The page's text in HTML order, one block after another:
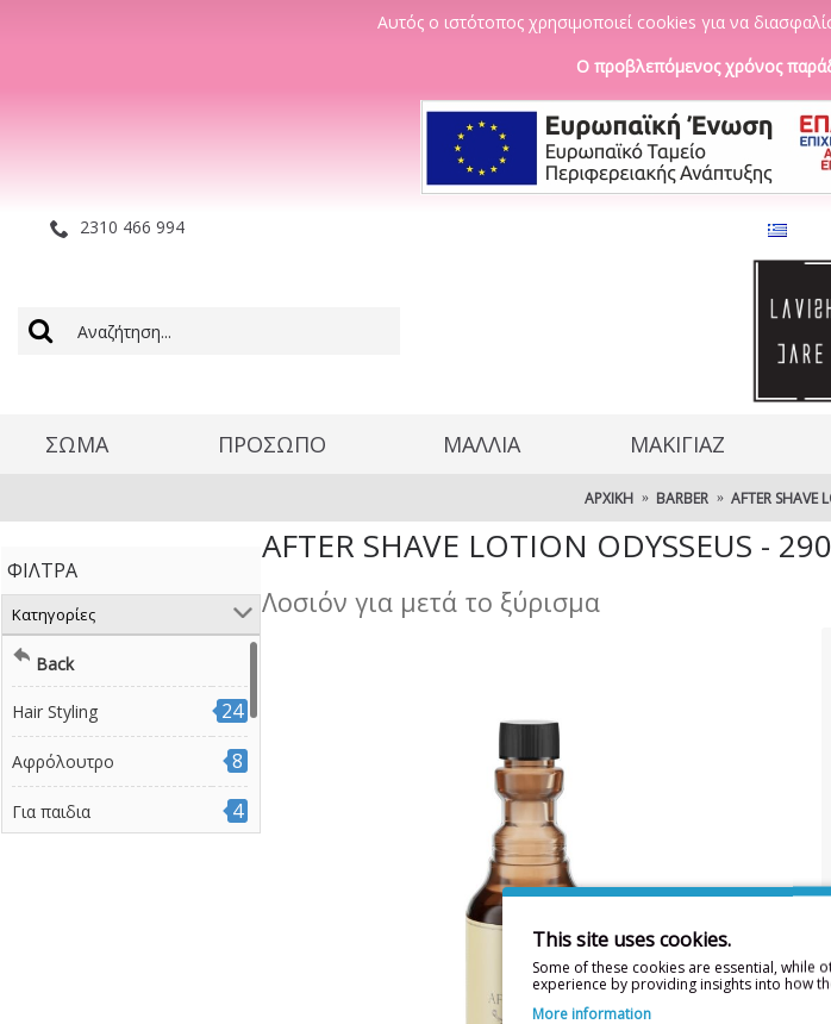
Αυτός ο ιστότοπος χρησιμοποιεί cookies για να
Ο προβλεπόμενος χρόνος
2310 466 994
ΣΩΜΑ ΠΡΟΣΩΠΟ ΜΑΛΛΊΑ ΜΑΚΙΓΙΑΖ
ΑΡΧΙΚΉ BARBER AFTER SHAVE
ΦΊΛΤΡΑ
Κατηγορίες
Back
Hair Styling 24
Αφρόλουτρο 8
Για παιδια 4
AFTER SHAVE LOTION ODYSSEUS -
Λοσιόν για μετά το ξύρισμα
This site uses cookies.
Some of these cookies are essential, while
experience by providing insights into how
More information